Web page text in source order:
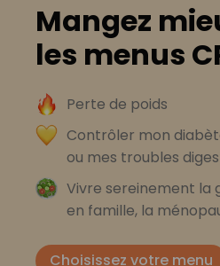
Mangez
les menus
Perte de poids
Contrôler mon
ou mes troubles
Vivre sereinement la
en famille, la
Choisissez votre menu